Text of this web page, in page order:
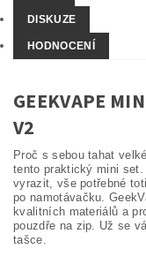
DISKUZE
HODNOCENÍ
GEEKVAPE
V2
Proč s sebou tahat
tento praktický mini
vyrazit, vše potřebné
po namotávačku.
kvalitních materiálů a
pouzdře na zip. Už se
tašce.